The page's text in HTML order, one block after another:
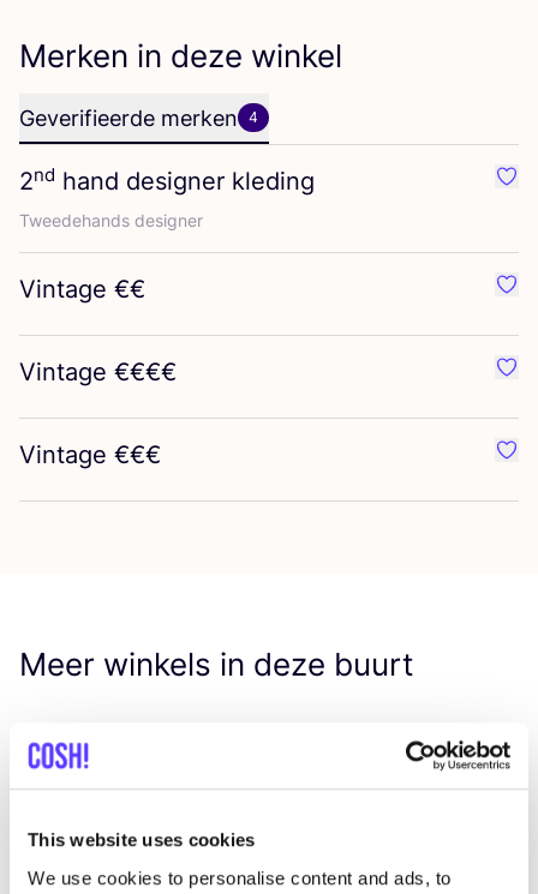
This website uses cookies
We use cookies to personalise content and ads, to
Merken in deze winkel
Geverifieerde merken 4
2nd hand designer kleding
Twee­de­hands designer
Vintage €€
Vintage €€€€
Vintage €€€
Meer winkels in deze buurt
Mangiare Zaagmolenkade
Zaagmolenkade 124, Rotterdam
like